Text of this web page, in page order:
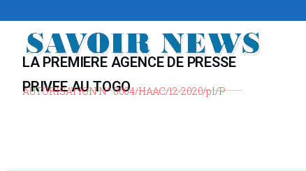
contenu
LA PREMIERE AGENCE DE PRESSE
PRIVEE AU TOGO
AUTORISATION N° 0004/HAAC/12-2020/pl/P